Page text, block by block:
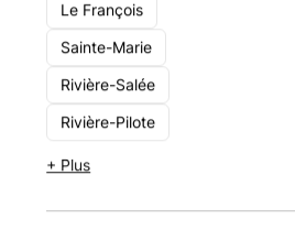
Le François
Sainte-Marie
Rivière-Salée
Rivière-Pilote
+ Plus
Anselme Gérald